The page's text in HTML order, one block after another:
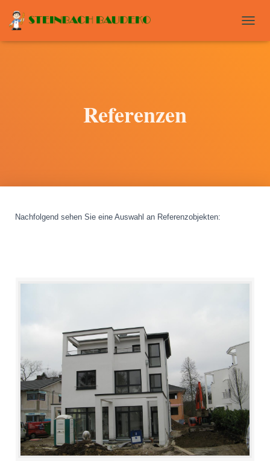
O
Referenzen
Nachfolgend sehen Sie eine Auswahl an Referenzobjekten: